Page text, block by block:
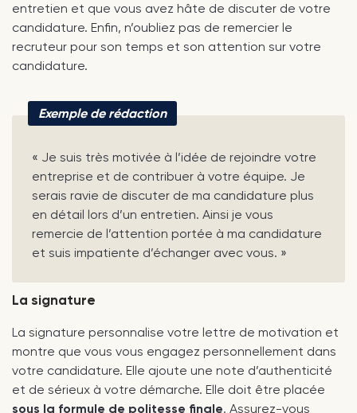
entretien et que vous avez hâte de discuter de votre
candidature. Enfin, n’oubliez pas de remercier le
recruteur pour son temps et son attention sur votre
candidature.
Exemple de rédaction
« Je suis très motivée à l’idée de rejoindre votre
entreprise et de contribuer à votre équipe. Je
serais ravie de discuter de ma candidature plus
en détail lors d’un entretien. Ainsi je vous
remercie de l’attention portée à ma candidature
et suis impatiente d’échanger avec vous. »
La signature
La signature personnalise votre lettre de motivation et
montre que vous vous engagez personnellement dans
votre candidature. Elle ajoute une note d’authenticité
et de sérieux à votre démarche. Elle doit être placée
sous la formule de politesse finale. Assurez-vous